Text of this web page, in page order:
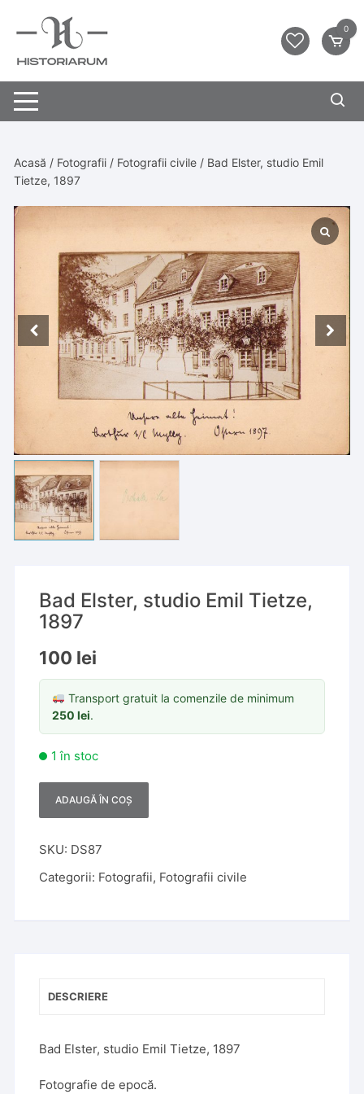
0
Acasă / Fotografii / Fotografii civile / Bad Elster, studio Emil
Tietze, 1897
Bad Elster, studio Emil Tietze,
1897
100 lei
Transport gratuit la comenzile de minimum
250lei.
1 în stoc
ADAUGĂ ÎN COȘ
t
SKU: DS87
Categorii: Fotografii, Fotografii civile
DESCRIERE
Bad Elster, studio Emil Tietze, 1897
Fotografie de epocă.